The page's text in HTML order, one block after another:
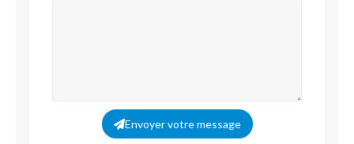
Envoyer votre message